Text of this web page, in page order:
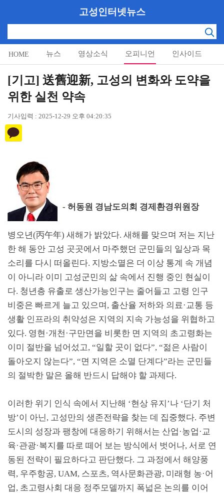
고성인터넷뉴스
HOME 뉴스 영상소식 오피니언 인사이드
알림마당
[기고] 送舊迎新, 고성의 변화와 도약을
위한 실천 약속
기사입력 : 2025-12-29 오후 04:20:35
- 허동원 경남도의회 경제환경위원장
병오년(丙午年) 새해가 밝았다. 새해를 맞으며 저는 지난
한 해 동안 고성 곳곳에서 마주했던 군민들의 일상과 목
소리를 다시 떠올린다. 지방소멸은 더 이상 통계 속 개념
이 아니라 이미 고성군민의 삶 속에서 진행 중인 현실이
다. 청년층 유출로 생산가능인구는 줄어들고 고령 인구
비중은 빠르게 늘고 있으며 , 출산율 저하와 의료·교통 등
생활 인프라의 취약성은 지역의 지속 가능성을 위협하고
있다. 영현 ·개천 ·구만면을 비롯한 면 지역의 초고령화는
이미 절반을 넘어섰고, “일할 곳이 없다”, “젊은 사람이
돌아오지 않는다”, “면 지역은 소멸 단계다”라는 군민들
의 절박한 말은 올해 반드시 답해야 할 과제다.
이러한 위기 인식 속에서 지난해 ‘현상 유지 ’나 ‘단기 처
방’이 아닌, 고성만의 생존전략을 찾는 데 집중했다. 주변
도시의 성장과 팽창에 대응하기 위해서는 산업 ·농업 ·교
육·관광·복지를 따로 떼어 보는 방식에서 벗어나, 서로 연
동된 전략이 필요하다고 판단했다. 그 과정에서 해양풍
력, 우주항공, UAM, 스포츠, 역사문화관광, 미래형 농·어
업, 초고령사회 대응 정주모델까지 폭넓은 논의를 이어